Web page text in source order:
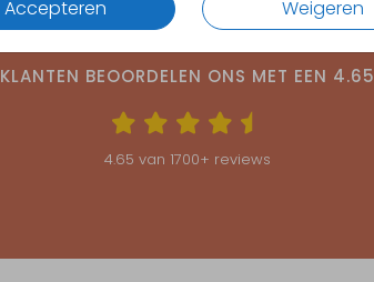
Accepteren Weigeren
KLANTEN BEOORDELEN ONS MET EEN 4.65
4.65 van 1700+ reviews